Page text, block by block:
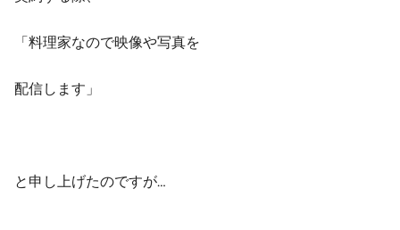
「料理家なので映像や写真を
配信します」
と申し上げたのですが…